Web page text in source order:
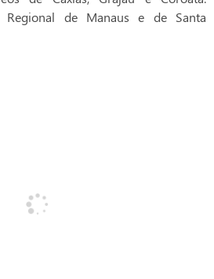
Regional de Manaus e de Santa